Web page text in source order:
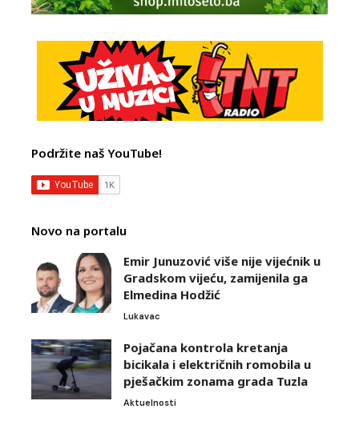
Podržite naš YouTube!
Novo na portalu
Emir Junuzović više nije vijećnik u
Gradskom vijeću, zamijenila ga
Elmedina Hodžić
Lukavac
Pojačana kontrola kretanja
bicikala i električnih romobila u
pješačkim zonama grada Tuzla
Aktuelnosti